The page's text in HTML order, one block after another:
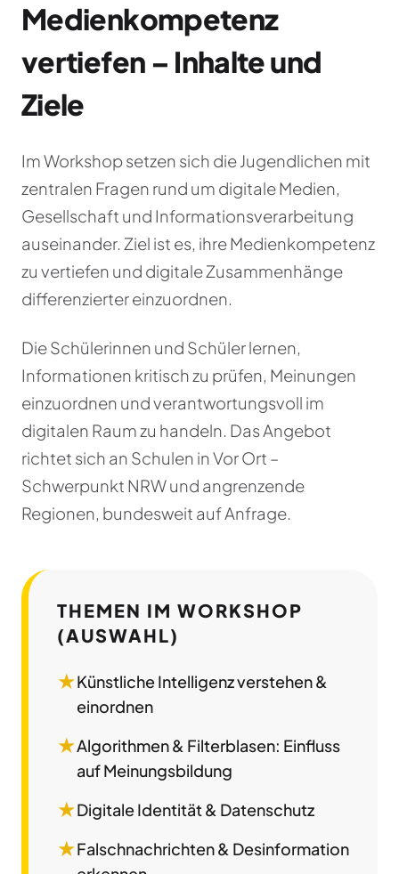
Medienkompetenz
vertiefen – Inhalte und
Ziele
Im Workshop setzen sich die Jugendlichen mit
zentralen Fragen rund um digitale Medien,
Gesellschaft und Informationsverarbeitung
auseinander. Ziel ist es, ihre Medienkompetenz
zu vertiefen und digitale Zusammenhänge
differenzierter einzuordnen.
Die Schülerinnen und Schüler lernen,
Informationen kritisch zu prüfen, Meinungen
einzuordnen und verantwortungsvoll im
digitalen Raum zu handeln. Das Angebot
richtet sich an Schulen in Vor Ort –
Schwerpunkt NRW und angrenzende
Regionen, bundesweit auf Anfrage.
THEMEN IM WORKSHOP
(AUSWAHL)
★Künstliche Intelligenz verstehen &
einordnen
★Algorithmen & Filterblasen: Einfluss
auf Meinungsbildung
★Digitale Identität & Datenschutz
★Falschnachrichten & Desinformation